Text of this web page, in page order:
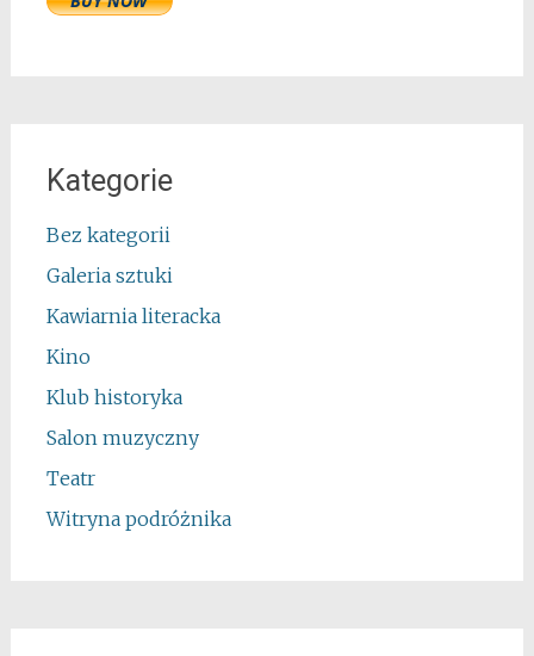
Kategorie
Bez kategorii
Galeria sztuki
Kawiarnia literacka
Kino
Klub historyka
Salon muzyczny
Teatr
Witryna podróżnika